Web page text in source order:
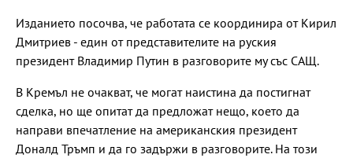
Изданието посочва, че работата се координира от Кирил
Дмитриев - един от представителите на руския
президент Владимир Путин в разговорите му със САЩ.
В Кремъл не очакват, че могат наистина да постигнат
сделка, но ще опитат да предложат нещо, което да
направи впечатление на американския президент
Доналд Тръмп и да го задържи в разговорите. На този